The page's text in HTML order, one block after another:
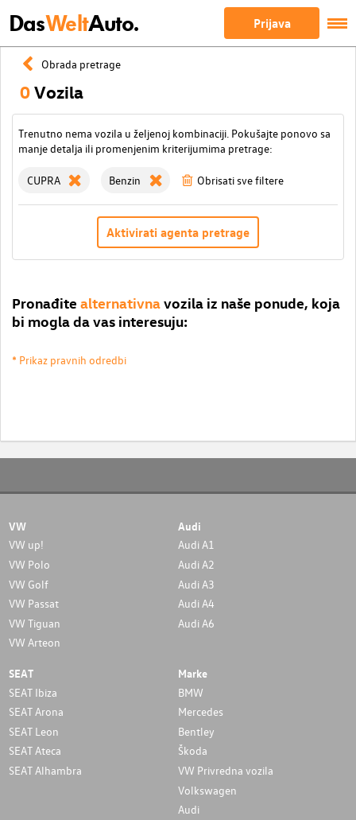
DasWeltAuto. Prijava
Obrada pretrage
0Vozila
Trenutno nema vozila u željenoj kombinaciji. Pokušajte ponovo sa
manje detalja ili promenjenim kriterijumima pretrage:
CUPRA Benzin Obrisati sve filtere
Aktivirati agenta pretrage
Pronađite alternativnavozila iz naše ponude, koja
bi mogla da vas interesuju:
* Prikaz pravnih odredbi
VW
VW up!
VW Polo
VW Golf
VW Passat
VW Tiguan
VW Arteon
Audi
Audi A1
Audi A2
Audi A3
Audi A4
Audi A6
SEAT
SEAT Ibiza
SEAT Arona
SEAT Leon
SEAT Ateca
SEAT Alhambra
Marke
BMW
Mercedes
Bentley
Škoda
VW Privredna vozila
Volkswagen
Audi